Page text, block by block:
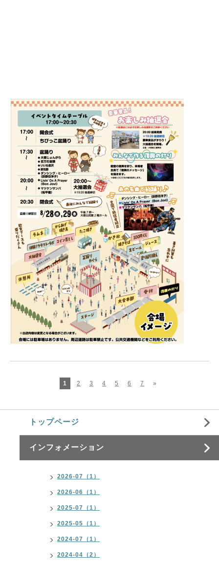
1 2 3 4 5 6 7 »
トップページ
インフォメーション
2026-07（1）
2026-06（1）
2025-07（1）
2025-05（1）
2024-07（1）
2024-04（2）